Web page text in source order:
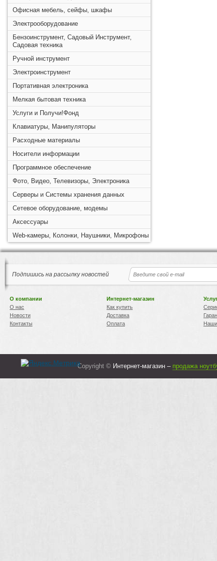
Офисная мебель, сейфы, шкафы
Электрооборудование
Бензоинструмент, Садовый Инструмент,
Садовая техника
Ручной инструмент
Электроинструмент
Портативная электроника
Мелкая бытовая техника
Услуги и Получи!Фонд
Клавиатуры, Манипуляторы
Расходные материалы
Носители информации
Программное обеспечение
Фото, Видео, Телевизоры, Электроника
Серверы и Системы хранения данных
Сетевое оборудование, модемы
Аксессуары
Web-камеры, Колонки, Наушники, Микрофоны
Подпишись на рассылку новостей
О компании
О нас
Новости
Контакты
Интернет-магазин
Как купить
Доставка
Оплата
Copyright © Интернет-магазин – продажа